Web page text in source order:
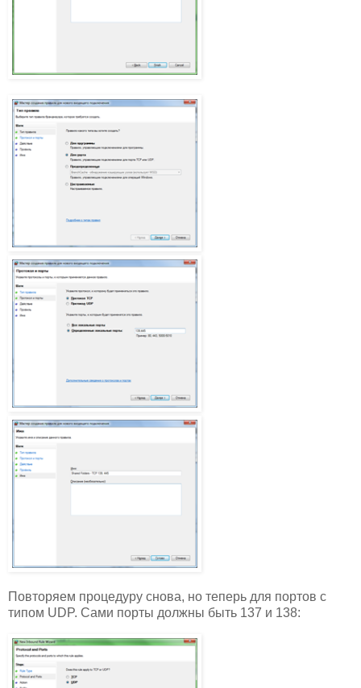
Повторяем процедуру снова, но теперь для портов с
типом UDP. Сами порты должны быть 137 и 138: